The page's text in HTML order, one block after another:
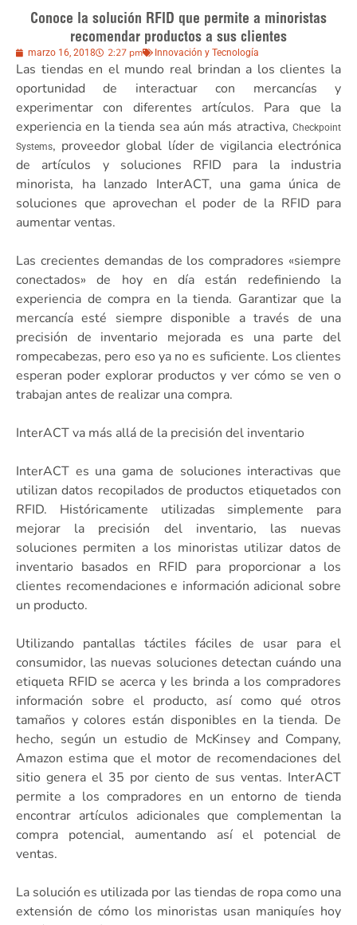
Conoce la solución RFID que permite a minoristas
recomendar productos a sus clientes
marzo 16, 2018 2:27 pm Innovación y Tecnología
Las tiendas en el mundo real brindan a los clientes la
oportunidad de interactuar con mercancías y
experimentar con diferentes artículos. Para que la
experiencia en la tienda sea aún más atractiva, Checkpoint
Systems, proveedor global líder de vigilancia electrónica
de artículos y soluciones RFID para la industria
minorista, ha lanzado InterACT, una gama única de
soluciones que aprovechan el poder de la RFID para
aumentar ventas.
Las crecientes demandas de los compradores «siempre
conectados» de hoy en día están redefiniendo la
experiencia de compra en la tienda. Garantizar que la
mercancía esté siempre disponible a través de una
precisión de inventario mejorada es una parte del
rompecabezas, pero eso ya no es suficiente. Los clientes
esperan poder explorar productos y ver cómo se ven o
trabajan antes de realizar una compra.
InterACT va más allá de la precisión del inventario
InterACT es una gama de soluciones interactivas que
utilizan datos recopilados de productos etiquetados con
RFID. Históricamente utilizadas simplemente para
mejorar la precisión del inventario, las nuevas
soluciones permiten a los minoristas utilizar datos de
inventario basados en RFID para proporcionar a los
clientes recomendaciones e información adicional sobre
un producto.
Utilizando pantallas táctiles fáciles de usar para el
consumidor, las nuevas soluciones detectan cuándo una
etiqueta RFID se acerca y les brinda a los compradores
información sobre el producto, así como qué otros
tamaños y colores están disponibles en la tienda. De
hecho, según un estudio de McKinsey and Company,
Amazon estima que el motor de recomendaciones del
sitio genera el 35 por ciento de sus ventas. InterACT
permite a los compradores en un entorno de tienda
encontrar artículos adicionales que complementan la
compra potencial, aumentando así el potencial de
ventas.
La solución es utilizada por las tiendas de ropa como una
extensión de cómo los minoristas usan maniquíes hoy